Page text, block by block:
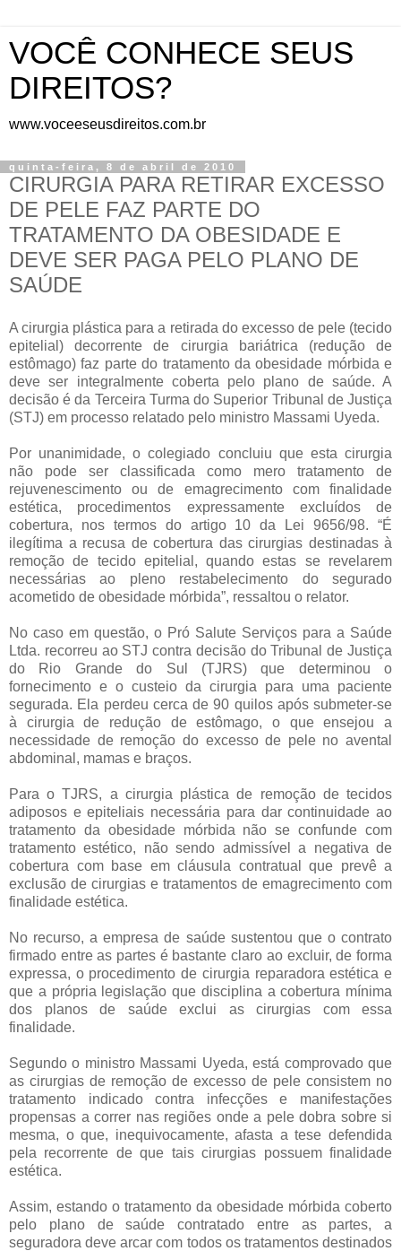
VOCÊ CONHECE SEUS
DIREITOS?
www.voceeseusdireitos.com.br
quinta-feira, 8 de abril de 2010
CIRURGIA PARA RETIRAR EXCESSO
DE PELE FAZ PARTE DO
TRATAMENTO DA OBESIDADE E
DEVE SER PAGA PELO PLANO DE
SAÚDE
A cirurgia plástica para a retirada do excesso de pele (tecido
epitelial) decorrente de cirurgia bariátrica (redução de
estômago) faz parte do tratamento da obesidade mórbida e
deve ser integralmente coberta pelo plano de saúde. A
decisão é da Terceira Turma do Superior Tribunal de Justiça
(STJ) em processo relatado pelo ministro Massami Uyeda.
Por unanimidade, o colegiado concluiu que esta cirurgia
não pode ser classificada como mero tratamento de
rejuvenescimento ou de emagrecimento com finalidade
estética, procedimentos expressamente excluídos de
cobertura, nos termos do artigo 10 da Lei 9656/98. “É
ilegítima a recusa de cobertura das cirurgias destinadas à
remoção de tecido epitelial, quando estas se revelarem
necessárias ao pleno restabelecimento do segurado
acometido de obesidade mórbida”, ressaltou o relator.
No caso em questão, o Pró Salute Serviços para a Saúde
Ltda. recorreu ao STJ contra decisão do Tribunal de Justiça
do Rio Grande do Sul (TJRS) que determinou o
fornecimento e o custeio da cirurgia para uma paciente
segurada. Ela perdeu cerca de 90 quilos após submeter-se
à cirurgia de redução de estômago, o que ensejou a
necessidade de remoção do excesso de pele no avental
abdominal, mamas e braços.
Para o TJRS, a cirurgia plástica de remoção de tecidos
adiposos e epiteliais necessária para dar continuidade ao
tratamento da obesidade mórbida não se confunde com
tratamento estético, não sendo admissível a negativa de
cobertura com base em cláusula contratual que prevê a
exclusão de cirurgias e tratamentos de emagrecimento com
finalidade estética.
No recurso, a empresa de saúde sustentou que o contrato
firmado entre as partes é bastante claro ao excluir, de forma
expressa, o procedimento de cirurgia reparadora estética e
que a própria legislação que disciplina a cobertura mínima
dos planos de saúde exclui as cirurgias com essa
finalidade.
Segundo o ministro Massami Uyeda, está comprovado que
as cirurgias de remoção de excesso de pele consistem no
tratamento indicado contra infecções e manifestações
propensas a correr nas regiões onde a pele dobra sobre si
mesma, o que, inequivocamente, afasta a tese defendida
pela recorrente de que tais cirurgias possuem finalidade
estética.
Assim, estando o tratamento da obesidade mórbida coberto
pelo plano de saúde contratado entre as partes, a
seguradora deve arcar com todos os tratamentos destinados